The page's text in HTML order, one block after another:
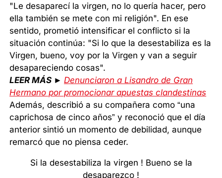
"Le desaparecí la virgen, no lo quería hacer, pero
ella también se mete con mi religión". En ese
sentido, prometió intensificar el conflicto si la
situación continúa: "Si lo que la desestabiliza es la
Virgen, bueno, voy por la Virgen y van a seguir
desapareciendo cosas".
LEER MÁS ► Denunciaron a Lisandro de Gran
Hermano por promocionar apuestas clandestinas
Además, describió a su compañera como “una
caprichosa de cinco años” y reconoció que el día
anterior sintió un momento de debilidad, aunque
remarcó que no piensa ceder.
Si la desestabiliza la virgen ! Bueno se la
desaparezco !